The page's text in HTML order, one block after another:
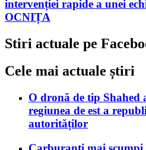
intervenției rapide a unei
OCNIȚA
Stiri actuale pe
Cele mai actuale știri
O dronă de tip Shahed
regiunea de est a
autorităților